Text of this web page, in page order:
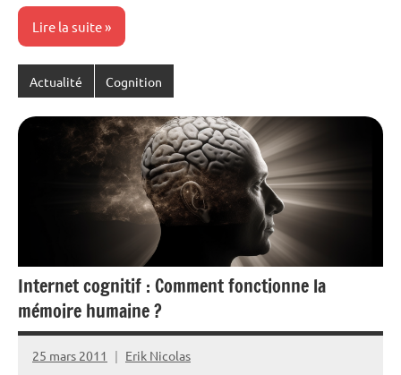
Lire la suite
Actualité Cognition
Internet cognitif : Comment fonctionne la
mémoire humaine ?
25 mars 2011 Erik Nicolas
Aucun